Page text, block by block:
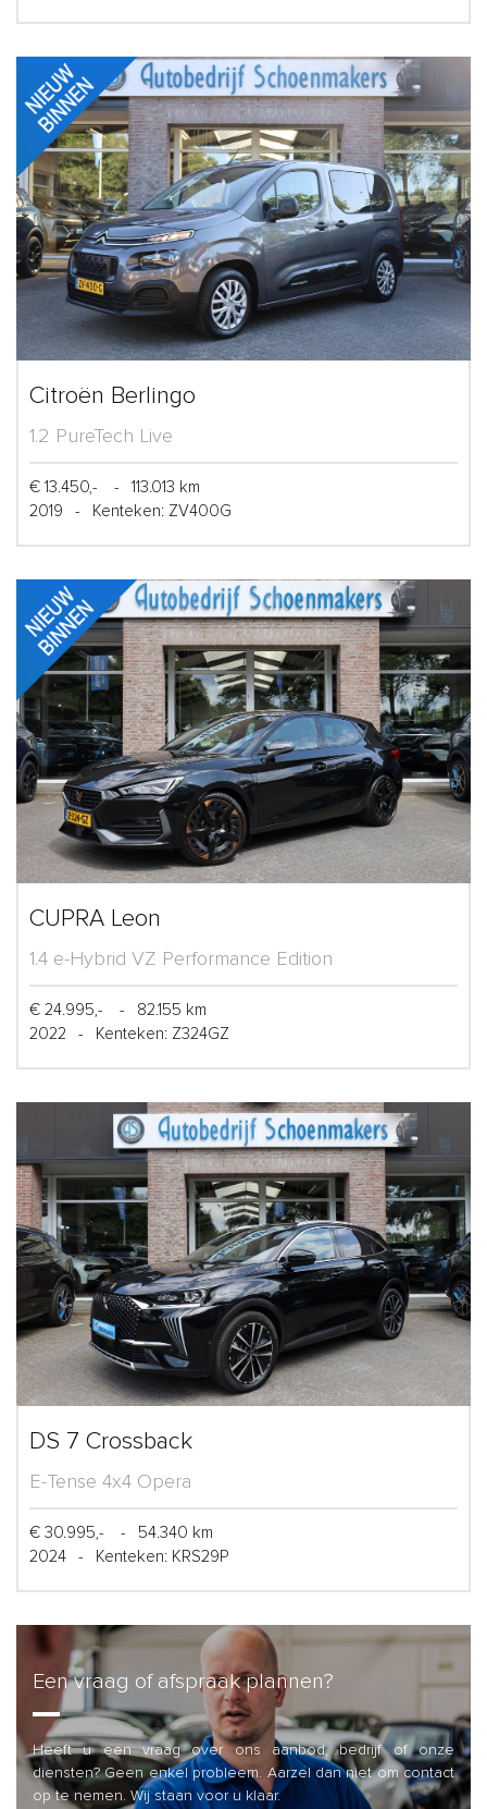
Citroën Berlingo
1.2 PureTech Live
€ 13.450,- -
113.013 km
2019
- Kenteken: ZV400G
CUPRA Leon
1.4 e-Hybrid VZ Performance Edition
€ 24.995,- -
82.155 km
2022
- Kenteken: Z324GZ
DS 7 Crossback
E-Tense 4x4 Opera
€ 30.995,- -
54.340 km
2024
- Kenteken: KRS29P
Een vraag of afspraak plannen?
Heeft u een vraag over ons aanbod, bedrijf of onze
diensten? Geen enkel probleem. Aarzel dan niet om contact
op te nemen. Wij staan voor u klaar.